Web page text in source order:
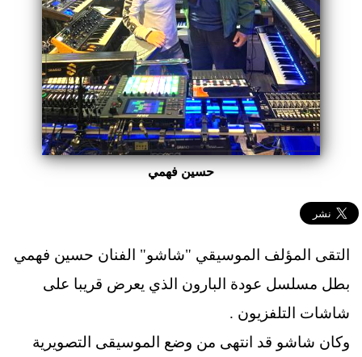
حسين فهمي
التقى المؤلف الموسيقي "شاشو" الفنان حسين فهمي
بطل مسلسل عودة البارون الذي يعرض قريبا على
شاشات التلفزيون .
وكان شاشو قد انتهى من وضع الموسيقى التصويرية